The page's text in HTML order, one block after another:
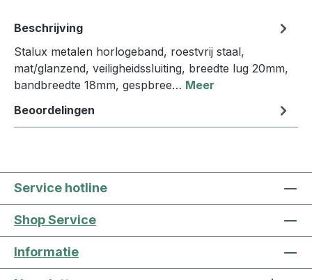
Beschrijving
Stalux metalen horlogeband, roestvrij staal,
mat/glanzend, veiligheidssluiting, breedte lug 20mm,
bandbreedte 18mm, gespbree… Meer
Beoordelingen
Service hotline
Shop Service
Informatie